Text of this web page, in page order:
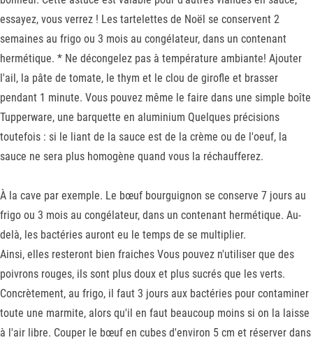
essayez, vous verrez ! Les tartelettes de Noël se conservent 2
semaines au frigo ou 3 mois au congélateur, dans un contenant
hermétique. * Ne décongelez pas à température ambiante! Ajouter
l'ail, la pâte de tomate, le thym et le clou de girofle et brasser
pendant 1 minute. Vous pouvez même le faire dans une simple boîte
Tupperware, une barquette en aluminium Quelques précisions
toutefois : si le liant de la sauce est de la crème ou de l'oeuf, la
sauce ne sera plus homogène quand vous la réchaufferez.
À la cave par exemple. Le bœuf bourguignon se conserve 7 jours au
frigo ou 3 mois au congélateur, dans un contenant hermétique. Au-
delà, les bactéries auront eu le temps de se multiplier.
Ainsi, elles resteront bien fraiches Vous pouvez n'utiliser que des
poivrons rouges, ils sont plus doux et plus sucrés que les verts.
Concrètement, au frigo, il faut 3 jours aux bactéries pour contaminer
toute une marmite, alors qu'il en faut beaucoup moins si on la laisse
à l'air libre. Couper le bœuf en cubes d'environ 5 cm et réserver dans